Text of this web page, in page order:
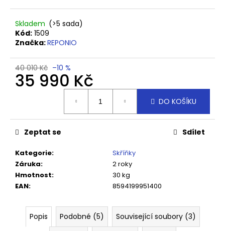
Skladem (>5 sada)
Kód: 1509
Značka:REPONIO
40 010 Kč –10 %
35 990 Kč
DO KOŠÍKU
Kategorie:
Skříňky
Záruka:
2 roky
Hmotnost:
30 kg
EAN: 8594199951400
Zeptat se Sdílet
Popis Podobné (5)
Související soubory (3)
PLASTOVÝ
S
DRŽÁKEM
PAULO